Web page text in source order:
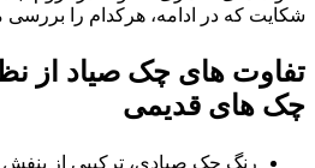
شکایت که در ادامه، هرکدام را بررسی
تفاوت های چک صیاد از
چک های قدیمی
رنگ چک صیادی، ترکیبی از